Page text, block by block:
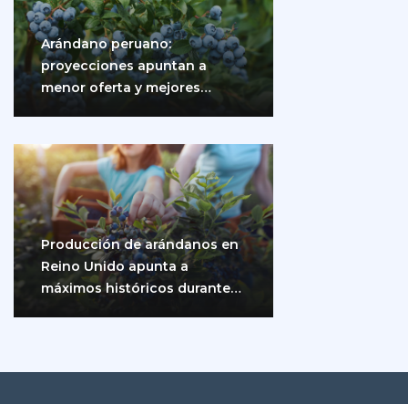
Arándano peruano:
proyecciones apuntan a
menor oferta y mejores
Producción de arándanos en
Reino Unido apunta a
máximos históricos durante